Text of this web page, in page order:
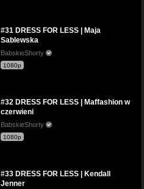
#31 DRESS FOR LESS | Maja
Sablewska
BabskieShorty
1080p
#32 DRESS FOR LESS | Maffashion w
czerwieni
BabskieShorty
1080p
#33 DRESS FOR LESS | Kendall
Jenner